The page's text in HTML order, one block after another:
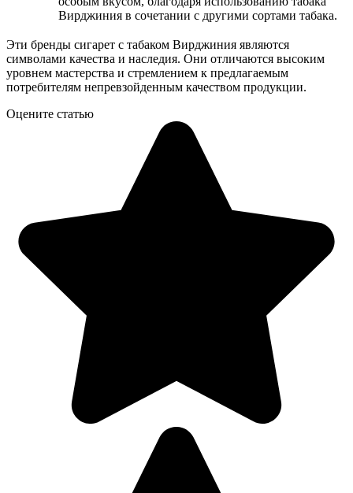
Вирджиния в сочетании с другими сортами табака.
Эти бренды сигарет с табаком Вирджиния являются
символами качества и наследия. Они отличаются высоким
уровнем мастерства и стремлением к предлагаемым
потребителям непревзойденным качеством продукции.
Оцените статью